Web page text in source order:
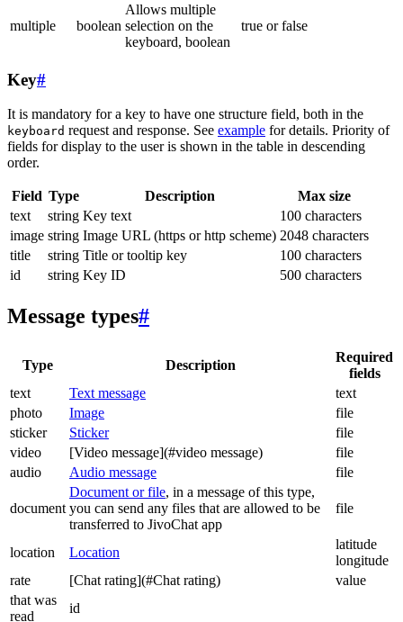
multiple boolean
Allows multiple
selection on the
keyboard, boolean
true or false
Key#
It is mandatory for a key to have one structure field, both in the
keyboard request and response. See example for details. Priority of
fields for display to the user is shown in the table in descending
order.
Field Type Description
Max size
text
string Key text
100 characters
image string Image URL (https or http scheme) 2048 characters
title
string Title or tooltip key
100 characters
id
string Key ID 500 characters
Message types#
Type Description
Required
fields
text
Text message
text
photo
Image
file
sticker
Sticker
file
video
[Video message](#video message)
file
audio
Audio message file
document
Document or file, in a message of this type,
you can send any files that are allowed to be
transferred to JivoChat app
file
location Location
latitude
longitude
rate
[Chat rating](#Chat rating)
value
that was
read
id